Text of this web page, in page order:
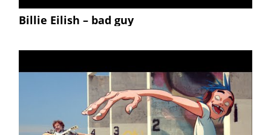
Billie Eilish – bad guy